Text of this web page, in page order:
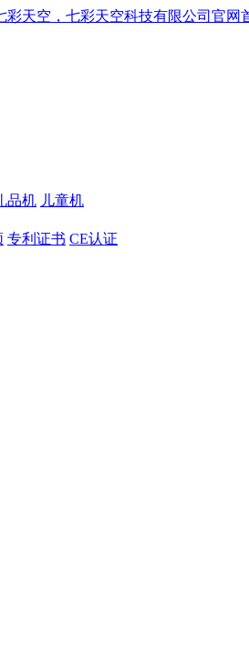
品机 儿童机
专利证书 CE认证